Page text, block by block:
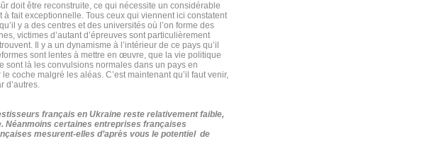
doit être reconstruite, ce qui nécessite un considérable
fait exceptionnelle. Tous ceux qui viennent ici constatent
y a des centres et des universités où l’on forme des
victimes d’autant d’épreuves sont particulièrement
Il y a un dynamisme à l’intérieur de ce pays qu’il
sont lentes à mettre en œuvre, que la vie politique
sont là les convulsions normales dans un pays en
coche malgré les aléas. C’est maintenant qu’il faut venir,
d’autres.
français en Ukraine reste relativement faible,
Néanmoins certaines entreprises françaises
mesurent-elles d’après vous le potentiel de